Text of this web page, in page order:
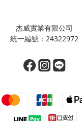
杰威實業有限公司
統一編號：24322972